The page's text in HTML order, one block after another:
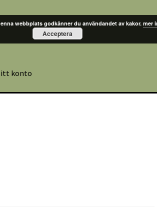
konto
webbplats godkänner du användandet av kakor.mer
Acceptera